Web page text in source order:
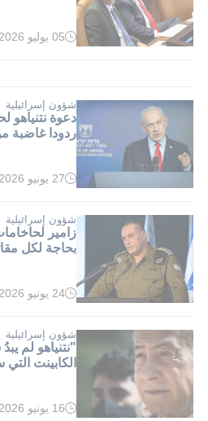
وقت
05 يوليو 2026
شؤون إسرائيلية
دعوة
ردودا غاضبة
وقت
دقيقة.
27 يونيو 2026
شؤون إسرائيلية
زامير
بحاجة لكل
وقت
دقيقة.
24 يونيو 2026
شؤون إسرائيلية
"نتنياهو لم
الكابينت
وقت
16 يونيو 2026